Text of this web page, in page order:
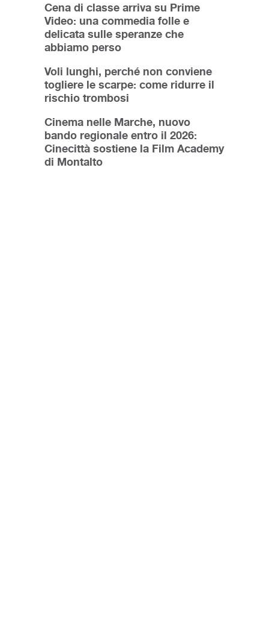
Cena di classe arriva su Prime
Video: una commedia folle e
delicata sulle speranze che
abbiamo perso
Voli lunghi, perché non conviene
togliere le scarpe: come ridurre il
rischio trombosi
Cinema nelle Marche, nuovo
bando regionale entro il 2026:
Cinecittà sostiene la Film Academy
di Montalto